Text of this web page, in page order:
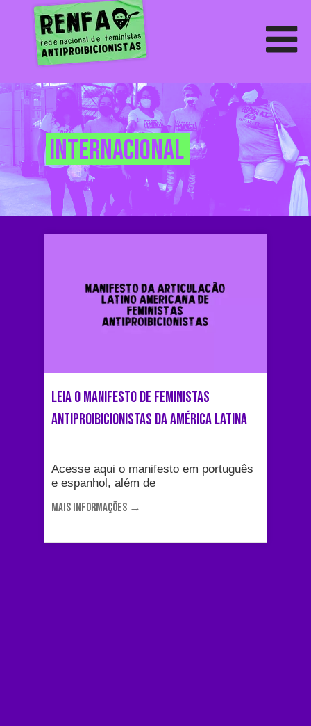
internacional
Leia o Manifesto de Feministas
Antiproibicionistas da AMÉRICA LATINA
Acesse aqui o manifesto em português
e espanhol, além de
MAIS INFORMAÇÕES →